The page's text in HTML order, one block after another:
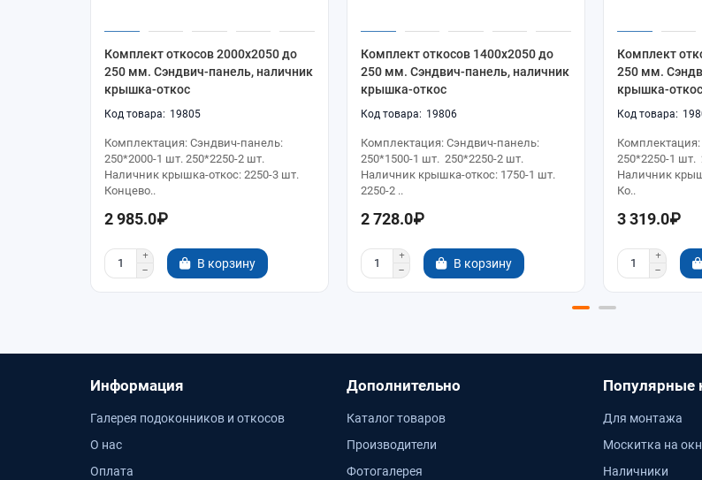
Комплект откосов 2000x2050 до
250 мм. Сэндвич-панель, наличник
крышка-откос
19805
Комплектация: Сэндвич-панель:
250*2000-1 шт. 250*2250-2 шт.
Наличник крышка-откос: 2250-3 шт.
Концево..
2 985.0₽
В корзину
Комплект откосов 1400x2050 до
250 мм. Сэндвич-панель, наличник
крышка-откос
19806
Комплектация: Сэндвич-панель:
250*1500-1 шт. 250*2250-2 шт.
Наличник крышка-откос: 1750-1 шт.
2250-2 ..
2 728.0₽
В корзину
Комплект
250 мм.
крышка-откос
250*2250-1 шт.
Наличник
Ко..
3 319.0₽
Информация
Галерея подоконников и откосов
О нас
Оплата
Дополнительно
Каталог товаров
Производители
Фотогалерея
Популярные
Для монтажа
Москитка на
Наличники